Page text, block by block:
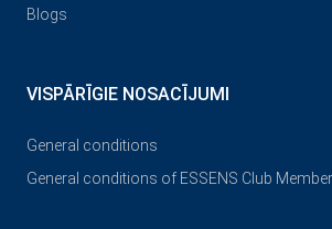
Blogs
VISPĀRĪGIE NOSACĪJUMI
General conditions
General conditions of ESSENS Club